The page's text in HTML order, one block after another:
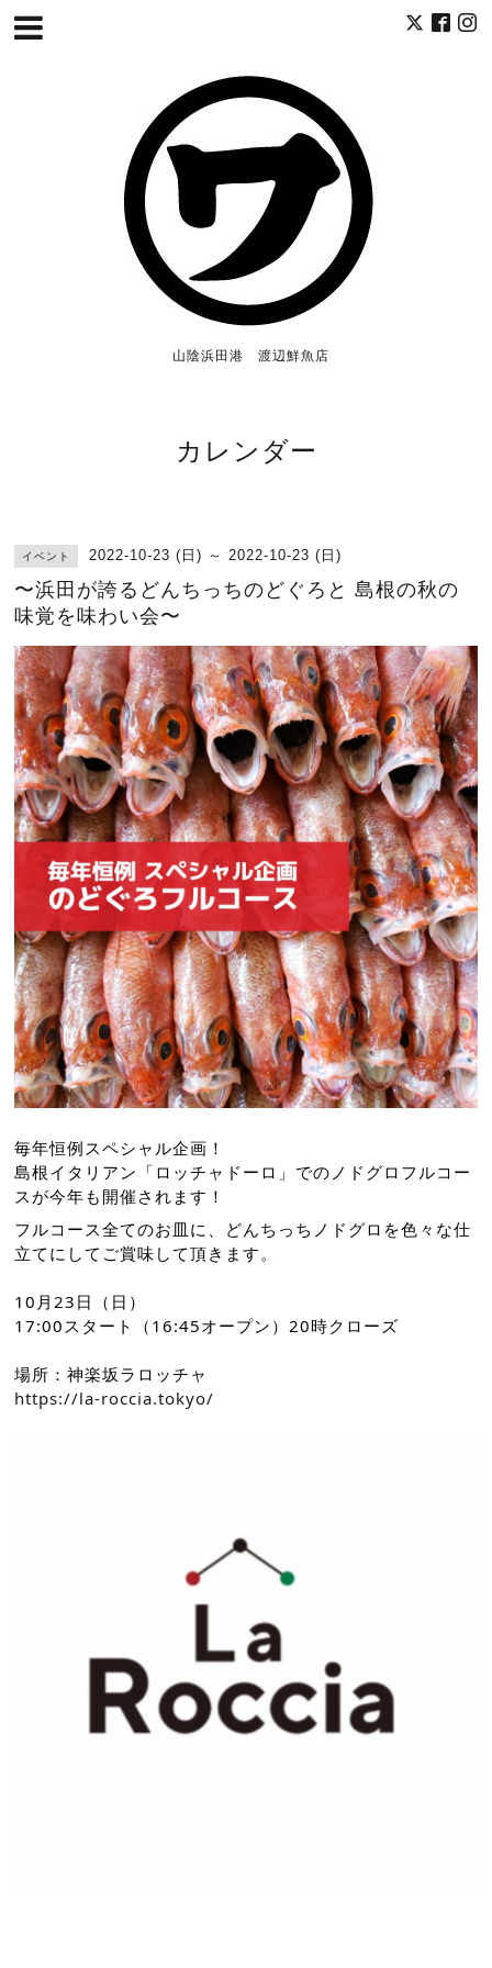
山陰浜田港 渡辺鮮魚店
カレンダー
イベント 2022-10-23 (日) ～ 2022-10-23 (日)
〜浜田が誇るどんちっちのどぐろと 島根の秋の
味覚を味わい会〜
毎年恒例スペシャル企画！
島根イタリアン「ロッチャドーロ」でのノドグロフルコー
スが今年も開催されます！
フルコース全てのお皿に、どんちっちノドグロを色々な仕
立てにしてご賞味して頂きます。
10月23日（日）
17:00スタート（16:45オープン）20時クローズ
場所：神楽坂ラロッチャ
https://la-roccia.tokyo/